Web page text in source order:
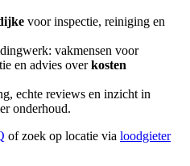
voor inspectie, reiniging en
vakmensen voor
en advies overkosten
echte reviews en inzicht in
onderhoud.
of zoek op locatie via loodgieter